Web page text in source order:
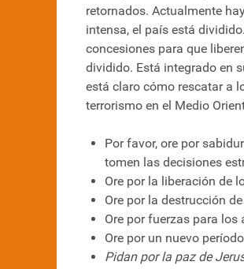
retornados. Actualmente
intensa, el país está
concesiones para que
dividido. Está integrado en
está claro cómo rescatar a
terrorismo en el Medio
Por favor, ore por
tomen las decisiones
Ore por la liberación de
Ore por la destrucción
Ore por fuerzas para
Ore por un nuevo
Pidan por la paz de